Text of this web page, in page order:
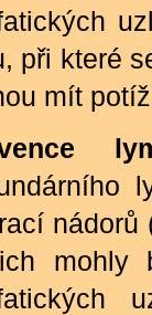
při které
mít
mohly